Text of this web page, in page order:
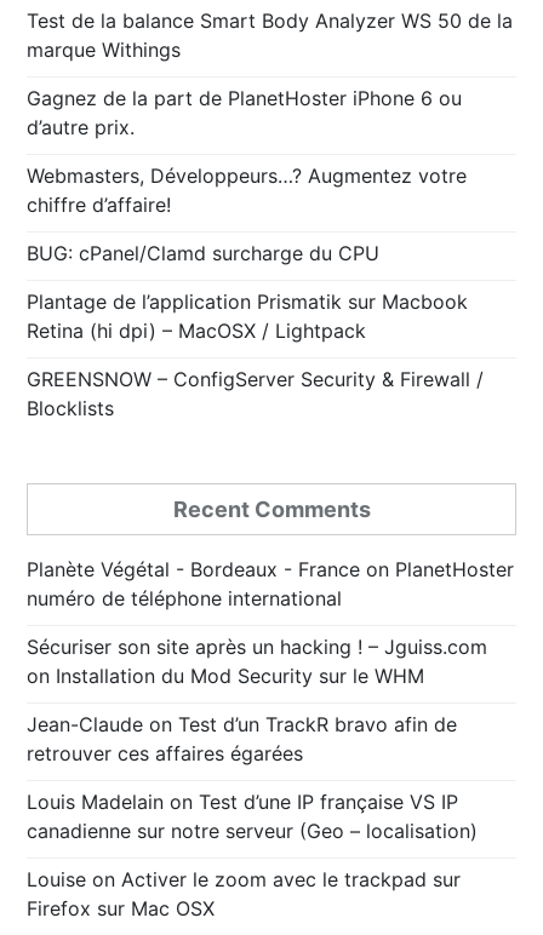
Test de la balance Smart Body Analyzer WS 50 de la
marque Withings
Gagnez de la part de PlanetHoster iPhone 6 ou
d’autre prix.
Webmasters, Développeurs…? Augmentez votre
chiffre d’affaire!
BUG: cPanel/Clamd surcharge du CPU
Plantage de l’application Prismatik sur Macbook
Retina (hi dpi) – MacOSX / Lightpack
GREENSNOW – ConfigServer Security & Firewall /
Blocklists
Recent Comments
Planète Végétal - Bordeaux - France on PlanetHoster
numéro de téléphone international
Sécuriser son site après un hacking ! – Jguiss.com
on Installation du Mod Security sur le WHM
Jean-Claude onTest d’un TrackR bravo afin de
retrouver ces affaires égarées
Louis Madelain onTest d’une IP française VS IP
canadienne sur notre serveur (Geo – localisation)
Louise on Activer le zoom avec le trackpad sur
Firefox sur Mac OSX